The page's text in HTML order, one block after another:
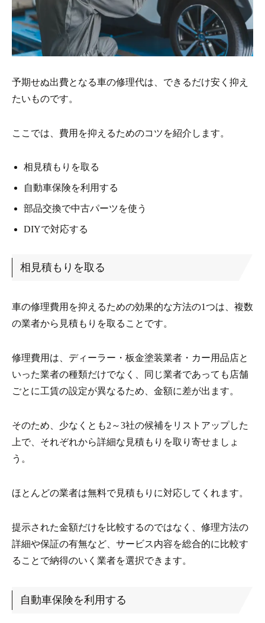
予期せぬ出費となる車の修理代は、できるだけ安く抑え
たいものです。
ここでは、費用を抑えるためのコツを紹介します。
相見積もりを取る
自動車保険を利用する
部品交換で中古パーツを使う
DIYで対応する
相見積もりを取る
車の修理費用を抑えるための効果的な方法の1つは、複数
の業者から見積もりを取ることです。
修理費用は、ディーラー・板金塗装業者・カー用品店と
いった業者の種類だけでなく、同じ業者であっても店舗
ごとに工賃の設定が異なるため、金額に差が出ます。
そのため、少なくとも2～3社の候補をリストアップした
上で、それぞれから詳細な見積もりを取り寄せましょ
う。
ほとんどの業者は無料で見積もりに対応してくれます。
提示された金額だけを比較するのではなく、修理方法の
詳細や保証の有無など、サービス内容を総合的に比較す
ることで納得のいく業者を選択できます。
自動車保険を利用する